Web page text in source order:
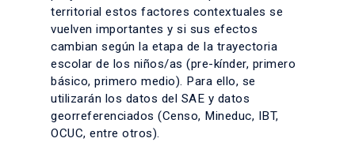
territorial estos factores contextuales se
vuelven importantes y si sus efectos
cambian según la etapa de la trayectoria
escolar de los niños/as (pre-kínder, primero
básico, primero medio). Para ello, se
utilizarán los datos del SAE y datos
georreferenciados (Censo, Mineduc, IBT,
OCUC, entre otros).